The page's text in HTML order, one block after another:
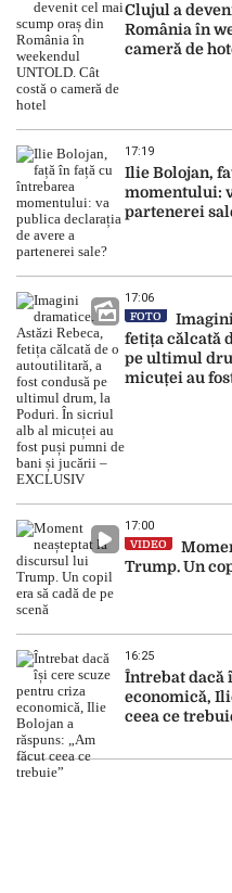
Clujul a
România în
cameră de
17:19
Ilie Bolojan,
momentului:
partenerei
17:06
FOTO
fetița călcată
pe ultimul
micuței au
17:00
VIDEO
Trump. Un
16:25
Întrebat dacă
economică,
ceea ce